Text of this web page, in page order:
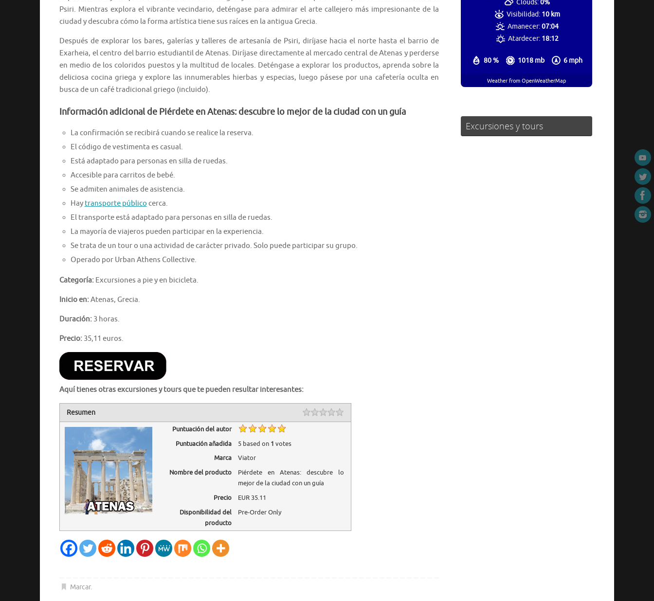
Psiri. Mientras explora el vibrante vecindario, deténgase para admirar el arte callejero más impresionante de la
ciudad y descubra cómo la forma artística tiene sus raíces en la antigua Grecia.
Después de explorar los bares, galerías y talleres de artesanía de Psiri, diríjase hacia el norte hasta el barrio de
Exarheia, el centro del barrio estudiantil de Atenas. Diríjase directamente al mercado central de Atenas y perderse
en medio de los coloridos puestos y la multitud de locales. Deténgase a explorar los productos, aprenda sobre la
deliciosa cocina griega y explore las innumerables hierbas y especias, luego pásese por una cafetería oculta en
busca de un café tradicional griego (incluido).
Información adicional de Piérdete en Atenas: descubre lo mejor de la ciudad con un guía
La confirmación se recibirá cuando se realice la reserva.
El código de vestimenta es casual.
Está adaptado para personas en silla de ruedas.
Accesible para carritos de bebé.
Se admiten animales de asistencia.
Hay transporte público cerca.
El transporte está adaptado para personas en silla de ruedas.
La mayoría de viajeros pueden participar en la experiencia.
Se trata de un tour o una actividad de carácter privado. Solo puede participar su grupo.
Operado por Urban Athens Collective.
Categoría: Excursiones a pie y en bicicleta.
Inicio en:Atenas, Grecia.
Duración: 3 horas.
Precio: 35,11 euros.
Aquí tienes otras excursiones y tours que te pueden resultar interesantes:
Resumen
Puntuación del autor
Puntuación añadida
5based on 1 votes
Marca
Viator
Nombre del producto
Piérdete en Atenas: descubre lo
mejor de la ciudad con un guía
Precio
EUR35.11
Disponibilidad del
producto
Pre-Order Only
Marcar.
80 % 1018 mb 6 mph
Clouds:0%
Visibilidad: 10 km
Amanecer:07:04
Atardecer: 18:12
Weather from OpenWeatherMap
Excursiones y tours